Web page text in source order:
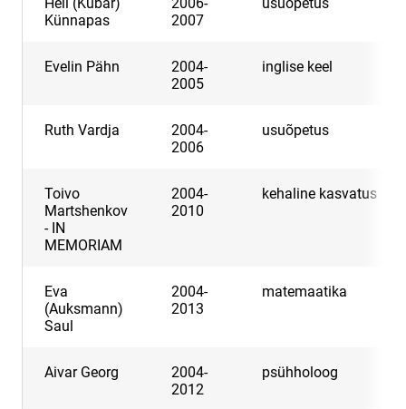
Künnapas
2007
Evelin Pähn
2004-
2005
inglise keel
Ruth Vardja
2004-
2006
usuõpetus
Toivo
Martshenkov
- IN
MEMORIAM
2004-
2010
kehaline kasvatus
Eva
(Auksmann)
Saul
2004-
2013
matemaatika
Aivar Georg
2004-
2012
psühholoog